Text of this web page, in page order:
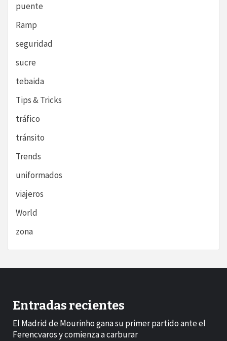
puente
Ramp
seguridad
sucre
tebaida
Tips & Tricks
tráfico
tránsito
Trends
uniformados
viajeros
World
zona
Entradas recientes
El Madrid de Mourinho gana su primer partido ante el
Ferencvaros y comienza a carburar